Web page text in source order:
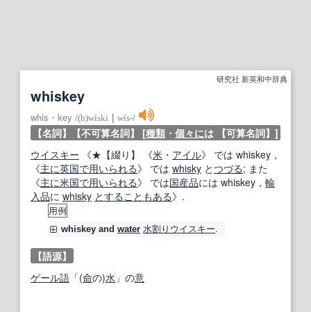
研究社 新英和中辞典
whiskey
whis・key /(h)wíski wís‐/
【名詞】 【不可算名詞】 [種類 ・ 個々には 【可算名詞】 ]
ウイスキー 《★ 【綴り】 《米 ・ アイル》 では whiskey，
《主に英国で用いられる》 では whisky とつづる; また
《主に米国で用いられる》 では国産品には whiskey， 輸
入品に whisky とすることもある》.
用例
whiskey and water 水割り ウイスキー.
【語源】
ゲール語 「(命の)水 」の意